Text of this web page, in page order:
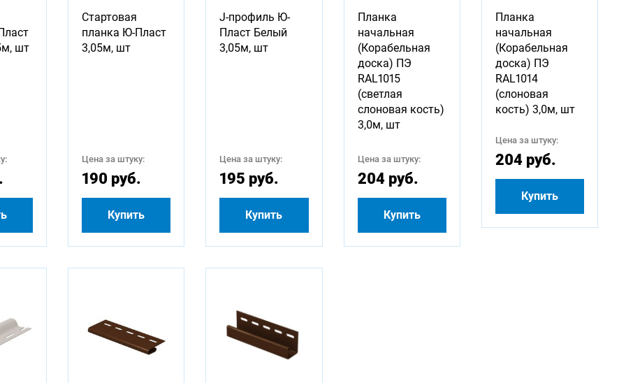
шт
Стартовая
планка Ю-Пласт
3,05м, шт
Цена за штуку:
190 руб.
Купить
J-профиль Ю-
Пласт Белый
3,05м, шт
Цена за штуку:
195 руб.
Купить
Планка
начальная
(Корабельная
доска) ПЭ
RAL1015
(светлая
слоновая кость)
3,0м, шт
Цена за штуку:
204 руб.
Купить
Планка
начальная
(Корабельная
доска) ПЭ
RAL1014
(слоновая
кость) 3,0м, шт
Цена за штуку:
204 руб.
Купить